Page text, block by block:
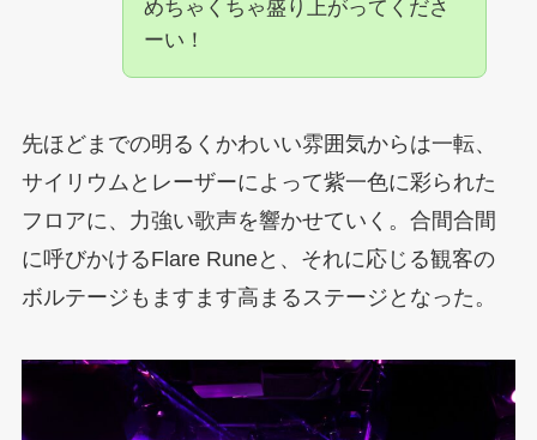
めちゃくちゃ盛り上がってくださ
ーい！
先ほどまでの明るくかわいい雰囲気からは一転、
サイリウムとレーザーによって紫一色に彩られた
フロアに、力強い歌声を響かせていく。合間合間
に呼びかけるFlare Runeと、それに応じる観客の
ボルテージもますます高まるステージとなった。